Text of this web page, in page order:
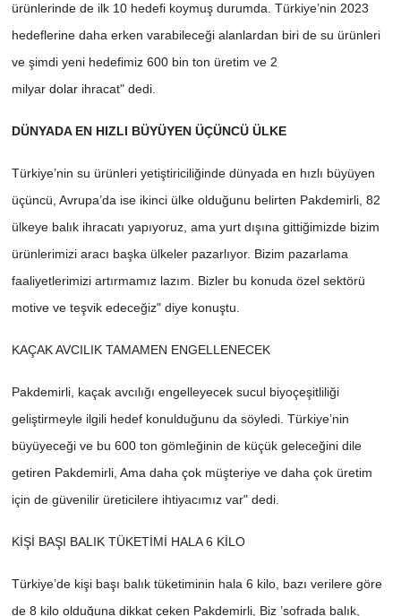
ürünlerinde de ilk 10 hedefi koymuş durumda. Türkiye’nin 2023
hedeflerine daha erken varabileceği alanlardan biri de su ürünleri
ve şimdi yeni hedefimiz 600 bin ton üretim ve 2
milyar dolarihracat" dedi.
DÜNYADA EN HIZLI BÜYÜYEN ÜÇÜNCÜ ÜLKE
Türkiye’nin su ürünleri yetiştiriciliğinde dünyada en hızlı büyüyen
üçüncü, Avrupa’da ise ikinci ülke olduğunu belirten Pakdemirli, 82
ülkeye balık ihracatı yapıyoruz, ama yurt dışına gittiğimizde bizim
ürünlerimizi aracı başka ülkeler pazarlıyor. Bizim pazarlama
faaliyetlerimizi artırmamız lazım. Bizler bu konuda özel sektörü
motive ve teşvik edeceğiz" diye konuştu.
KAÇAK AVCILIK TAMAMEN ENGELLENECEK
Pakdemirli, kaçak avcılığı engelleyecek sucul biyoçeşitliliği
geliştirmeyle ilgili hedef konulduğunu da söyledi. Türkiye’nin
büyüyeceği ve bu 600 ton gömleğinin de küçük geleceğini dile
getiren Pakdemirli, Ama daha çok müşteriye ve daha çok üretim
için de güvenilir üreticilere ihtiyacımız var" dedi.
KİŞİ BAŞI BALIK TÜKETİMİ HALA 6 KİLO
Türkiye’de kişi başı balık tüketiminin hala 6 kilo, bazı verilere göre
de 8 kilo olduğuna dikkat çeken Pakdemirli, Biz ’sofrada balık,